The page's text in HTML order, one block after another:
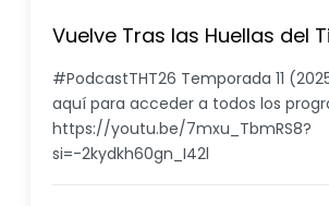
Vuelve Tras las Huellas del
#PodcastTHT26 Temporada 11
aquí para acceder a todos los
https://youtu.be/7mxu_TbmRS8?
si=-2kydkh60gn_I42l